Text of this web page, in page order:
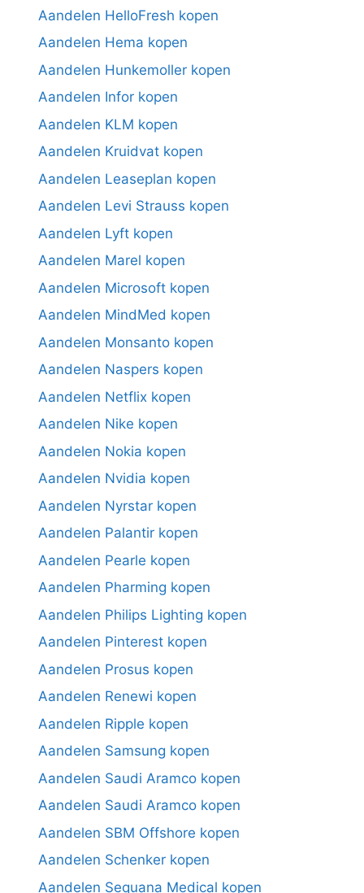
Aandelen HelloFresh kopen
Aandelen Hema kopen
Aandelen Hunkemoller kopen
Aandelen Infor kopen
Aandelen KLM kopen
Aandelen Kruidvat kopen
Aandelen Leaseplan kopen
Aandelen Levi Strauss kopen
Aandelen Lyft kopen
Aandelen Marel kopen
Aandelen Microsoft kopen
Aandelen MindMed kopen
Aandelen Monsanto kopen
Aandelen Naspers kopen
Aandelen Netflix kopen
Aandelen Nike kopen
Aandelen Nokia kopen
Aandelen Nvidia kopen
Aandelen Nyrstar kopen
Aandelen Palantir kopen
Aandelen Pearle kopen
Aandelen Pharming kopen
Aandelen Philips Lighting kopen
Aandelen Pinterest kopen
Aandelen Prosus kopen
Aandelen Renewi kopen
Aandelen Ripple kopen
Aandelen Samsung kopen
Aandelen Saudi Aramco kopen
Aandelen Saudi Aramco kopen
Aandelen SBM Offshore kopen
Aandelen Schenker kopen
Aandelen Sequana Medical kopen